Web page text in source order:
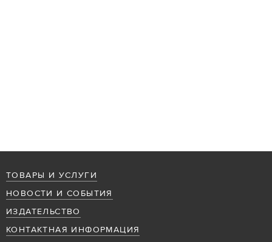
ТОВАРЫ И УСЛУГИ
НОВОСТИ И СОБЫТИЯ
ИЗДАТЕЛЬСТВО
КОНТАКТНАЯ ИНФОРМАЦИЯ